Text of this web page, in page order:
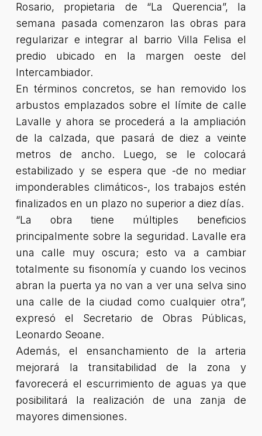
Rosario, propietaria de “La Querencia”, la
semana pasada comenzaron las obras para
regularizar e integrar al barrio Villa Felisa el
predio ubicado en la margen oeste del
Intercambiador.
En términos concretos, se han removido los
arbustos emplazados sobre el límite de calle
Lavalle y ahora se procederá a la ampliación
de la calzada, que pasará de diez a veinte
metros de ancho. Luego, se le colocará
estabilizado y se espera que -de no mediar
imponderables climáticos-, los trabajos estén
finalizados en un plazo no superior a diez días.
“La obra tiene múltiples beneficios
principalmente sobre la seguridad. Lavalle era
una calle muy oscura; esto va a cambiar
totalmente su fisonomía y cuando los vecinos
abran la puerta ya no van a ver una selva sino
una calle de la ciudad como cualquier otra”,
expresó el Secretario de Obras Públicas,
Leonardo Seoane.
Además, el ensanchamiento de la arteria
mejorará la transitabilidad de la zona y
favorecerá el escurrimiento de aguas ya que
posibilitará la realización de una zanja de
mayores dimensiones.